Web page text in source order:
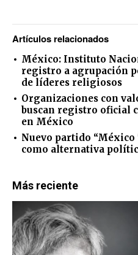
Artículos relacionados
México: Instituto
registro a agrupación
de líderes religiosos
Organizaciones con
buscan registro oficial
en México
Nuevo partido “México
como alternativa
Más reciente